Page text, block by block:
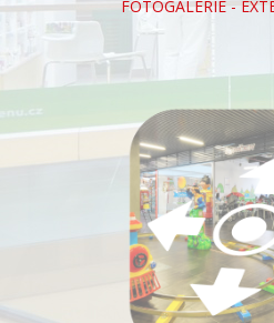
FOTOGALERIE -